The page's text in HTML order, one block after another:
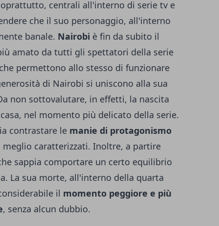
centrali all'interno di serie tv e
che il suo personaggio, all'interno
banale. Nairobi è fin da subito il
amato da tutti gli spettatori della serie
permettono allo stesso di funzionare
di Nairobi si uniscono alla sua
non sottovalutare, in effetti, la nascita
nel momento più delicato della serie.
contrastare le manie di protagonismo
meglio caratterizzati. Inoltre, a partire
sappia comportare un certo equilibrio
La sua morte, all'interno della quarta
il momento peggiore e più
, senza alcun dubbio.